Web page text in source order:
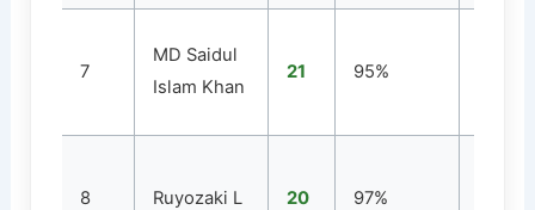
7
MD Saidul
Islam Khan
21 95%
8 Ruyozaki L 20 97%